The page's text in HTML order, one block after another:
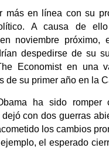
más en línea con su
A causa de
noviembre próximo,
despedirse de su
Economist en una
de su primer año en la
ha sido romper
con dos guerras
los cambios
el esperado